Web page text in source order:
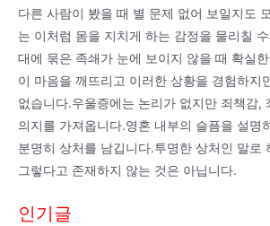
다른 사람이 봤을 때 별 문제 없어 보일지도
는 이처럼 몸을 지치게 하는 감정을 물리칠
대에 묶은 족쇄가 눈에 보이지 않을 때 확실
이 마음을 깨뜨리고 이러한 상황을 경험하지
없습니다.우울증에는 논리가 없지만 죄책감,
의지를 가져옵니다.영혼 내부의 슬픔을 설명
분명히 상처를 남깁니다.투명한 상처인 말로
그렇다고 존재하지 않는 것은 아닙니다.
인기글